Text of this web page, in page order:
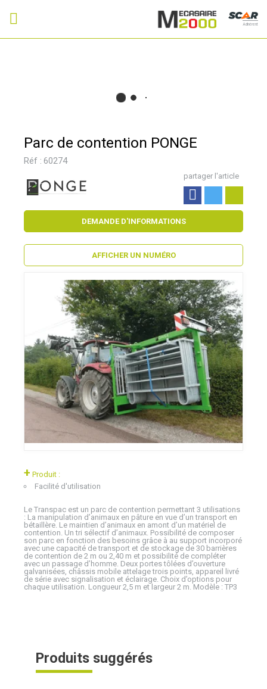
Adhérent
Parc de contention PONGE
Réf : 60274
+ Produit :
Facilité d'utilisation
partager l'article
Le Transpac est un parc de contention permettant 3 utilisations
: La manipulation d’animaux en pâture en vue d’un transport en
bétaillère. Le maintien d’animaux en amont d’un matériel de
contention. Un tri sélectif d’animaux. Possibilité de composer
son parc en fonction des besoins grâce à au support incorporé
avec une capacité de transport et de stockage de 30 barrières
de contention de 2 m ou 2,40 m et possibilité de compléter
avec un passage d’homme. Deux portes tôlées d’ouverture
galvanisées, châssis mobile attelage trois points, appareil livré
de série avec signalisation et éclairage. Choix d’options pour
chaque utilisation. Longueur 2,5 m et largeur 2 m. Modèle : TP3
DEMANDE D'INFORMATIONS
AFFICHER UN NUMÉRO
Produits suggérés